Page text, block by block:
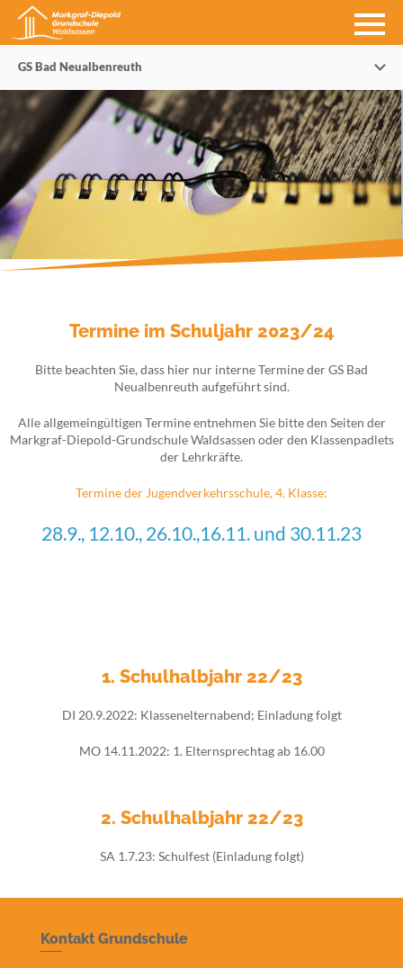
GS Bad Neualbenreuth
Termine im Schuljahr 2023/24
Bitte beachten Sie, dass hier nur interne Termine der GS Bad
Neualbenreuth aufgeführt sind.
Alle allgemeingültigen Termine entnehmen Sie bitte den Seiten der
Markgraf-Diepold-Grundschule Waldsassen oder den Klassenpadlets
der Lehrkräfte.
Termine der Jugendverkehrsschule, 4. Klasse:
28.9., 12.10., 26.10.,16.11. und 30.11.23
1. Schulhalbjahr 22/23
DI 20.9.2022: Klassenelternabend; Einladung folgt
MO 14.11.2022: 1. Elternsprechtag ab 16.00
2. Schulhalbjahr 22/23
SA 1.7.23: Schulfest (Einladung folgt)
Kontakt Grundschule